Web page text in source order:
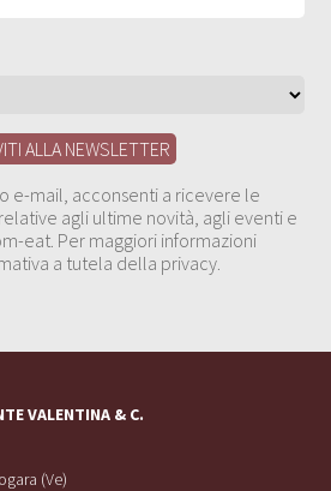
e-mail, acconsenti a ricevere le
agli ultime novità, agli eventi e
eat. Per maggiori informazioni
a tutela della privacy.
VALENTINA & C.
(Ve)